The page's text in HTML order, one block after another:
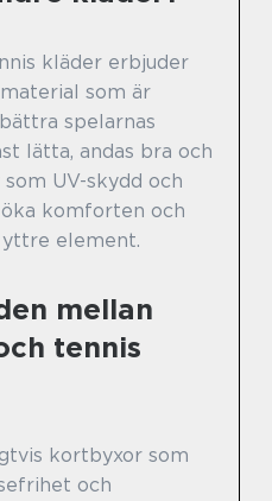
kläder erbjuder
som är
spelarnas
lätta, andas bra och
UV-skydd och
komforten och
element.
mellan
tennis
kortbyxor som
och